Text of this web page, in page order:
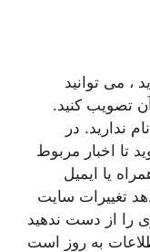
، می توانید
آن تصویب کنید.
ندارید. در
تا اخبار مربوط
یا ایمیل
تغییرات سایت
را از دست ندهید
به روز است